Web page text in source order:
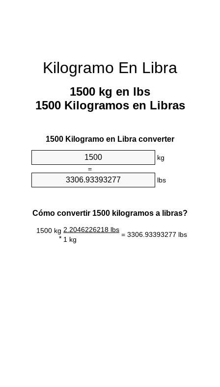
Kilogramo En Libra
1500 kg en lbs
1500 Kilogramos en Libras
1500 Kilogramo en Libra converter
kg
=
lbs
Cómo convertir 1500 kilogramos a libras?
1500 kg
*
2.2046226218 lbs
= 3306.93393277 lbs
1 kg